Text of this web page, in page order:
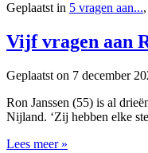
Geplaatst in 5 vragen aan...,
Vijf vragen aan
Geplaatst on 7 december
Ron Janssen (55) is al
Nijland. ‘Zij hebben elke
Lees meer »